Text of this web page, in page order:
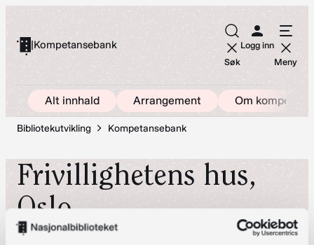
innhold
|Kompetansebank
Søk
Logg inn
Meny
Alt innhald Arrangement Om
Bibliotekutvikling Kompetansebank
Frivillighetens hus,
Oslo